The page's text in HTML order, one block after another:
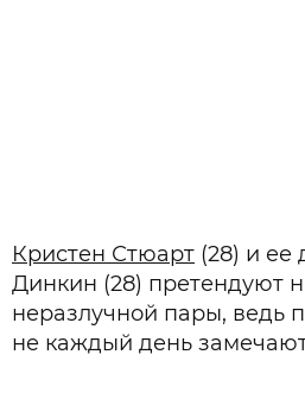
Кристен Стюарт (28) и ее
Динкин (28) претендуют
неразлучной пары, ведь
не каждый день